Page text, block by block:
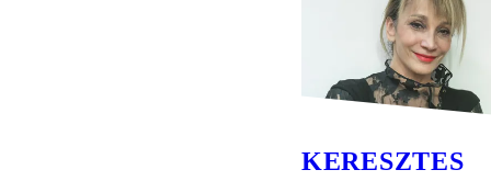
KERESZTES